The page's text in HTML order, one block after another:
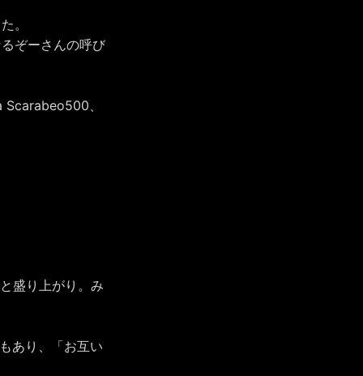
。
ぞーさんの呼び
、
盛り上がり。み
あり、「お互い